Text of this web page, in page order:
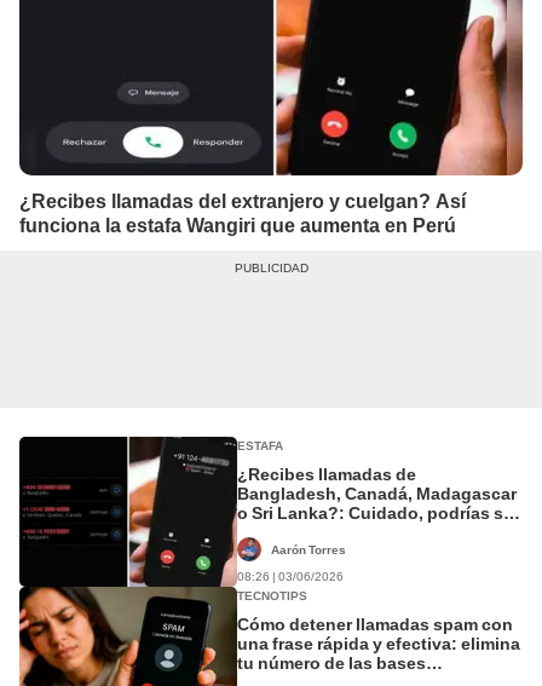
¿Recibes llamadas del extranjero y cuelgan? Así
funciona la estafa Wangiri que aumenta en Perú
ESTAFA
¿Recibes llamadas de
Bangladesh, Canadá, Madagascar
o Sri Lanka?: Cuidado, podrías ser
contestar
Aarón Torres
08:26 | 03/06/2026
TECNOTIPS
Cómo detener llamadas spam con
una frase rápida y efectiva: elimina
tu número de las bases